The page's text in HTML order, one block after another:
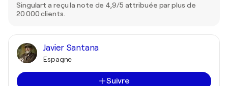
Singulart a reçu la note de 4,9/5 attribuée par plus de
20 000 clients.
Javier Santana
Espagne
Suivre